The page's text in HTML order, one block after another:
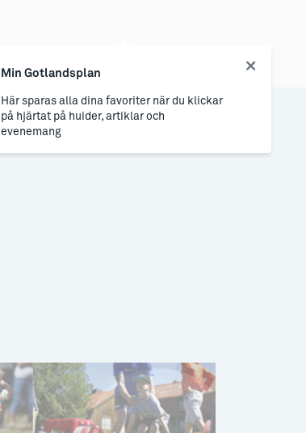
Min Gotlandsplan
Här sparas alla dina favoriter när du klickar
på hjärtat på huider, artiklar och
evenemang